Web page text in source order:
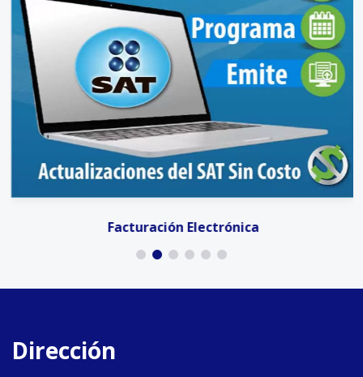
Facturación Electrónica
Dirección